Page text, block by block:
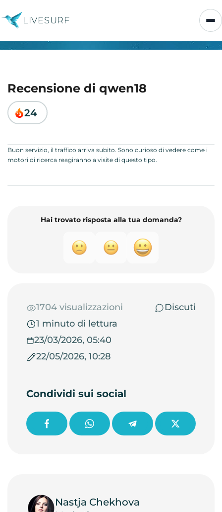
LIVESURF
Recensione di qwen18
24
Buon servizio, il traffico arriva subito. Sono curioso di vedere come i
motori di ricerca reagiranno a visite di questo tipo.
Hai trovato risposta alla tua domanda?
1704 visualizzazioni
Discuti
1 minuto di lettura
23/03/2026, 05:40
22/05/2026, 10:28
Condividi sui social
Nastja Chekhova